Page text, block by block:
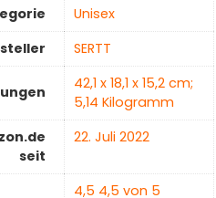
Unisex
‎SERTT
‎42,1 x 18,1 x 15,2 cm;
5,14 Kilogramm
seit
22. Juli 2022
4,5 4,5 von 5